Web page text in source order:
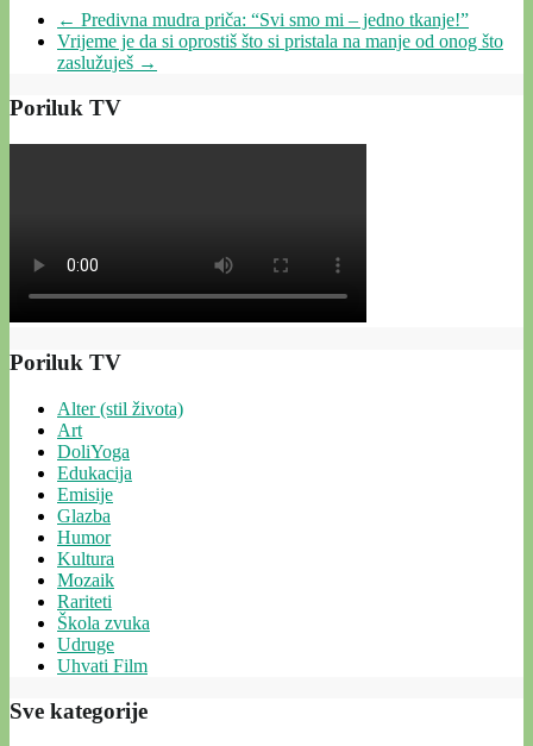
← Predivna mudra priča: “Svi smo mi – jedno tkanje!”
Vrijeme je da si oprostiš što si pristala na manje od onog što
zaslužuješ →
Poriluk TV
Poriluk TV
Alter (stil života)
Art
DoliYoga
Edukacija
Emisije
Glazba
Humor
Kultura
Mozaik
Rariteti
Škola zvuka
Udruge
Uhvati Film
Sve kategorije